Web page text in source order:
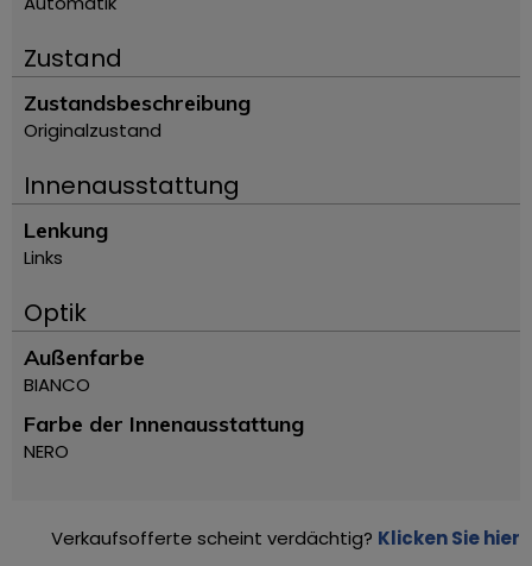
Zustand
Zustandsbeschreibung
Originalzustand
Innenausstattung
Lenkung
Links
Optik
Außenfarbe
BIANCO
Farbe der Innenausstattung
NERO
Verkaufsofferte scheint verdächtig? Klicken Sie hier